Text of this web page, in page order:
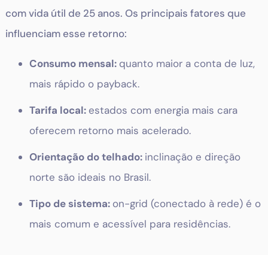
com vida útil de 25 anos. Os principais fatores que
influenciam esse retorno:
Consumo mensal: quanto maior a conta de luz,
mais rápido o payback.
Tarifa local: estados com energia mais cara
oferecem retorno mais acelerado.
Orientação do telhado: inclinação e direção
norte são ideais no Brasil.
Tipo de sistema: on-grid (conectado à rede) é o
mais comum e acessível para residências.